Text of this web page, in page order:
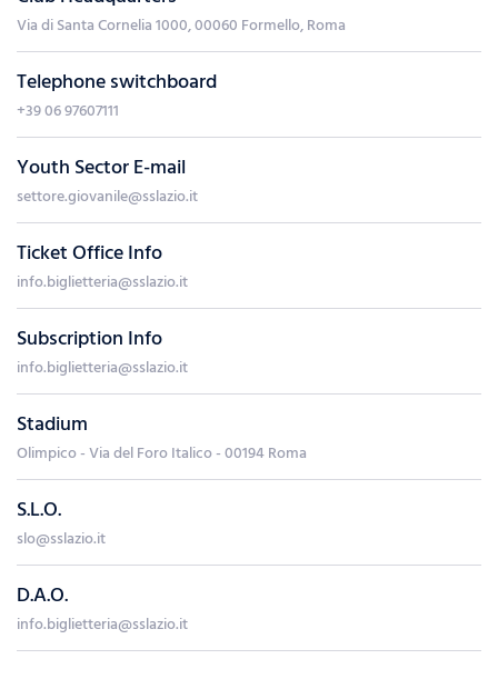
Via di Santa Cornelia 1000, 00060 Formello, Roma
Telephone switchboard
+39 06 97607111
Youth Sector E-mail
settore.giovanile@sslazio.it
Ticket Office Info
info.biglietteria@sslazio.it
Subscription Info
info.biglietteria@sslazio.it
Stadium
Olimpico - Via del Foro Italico - 00194 Roma
S.L.O.
slo@sslazio.it
D.A.O.
info.biglietteria@sslazio.it